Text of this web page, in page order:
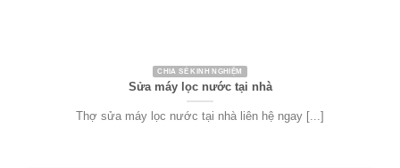
CHIA SẺ KINH NGHIỆM
Sửa máy lọc nước tại nhà
Thợ sửa máy lọc nước tại nhà liên hệ ngay [...]